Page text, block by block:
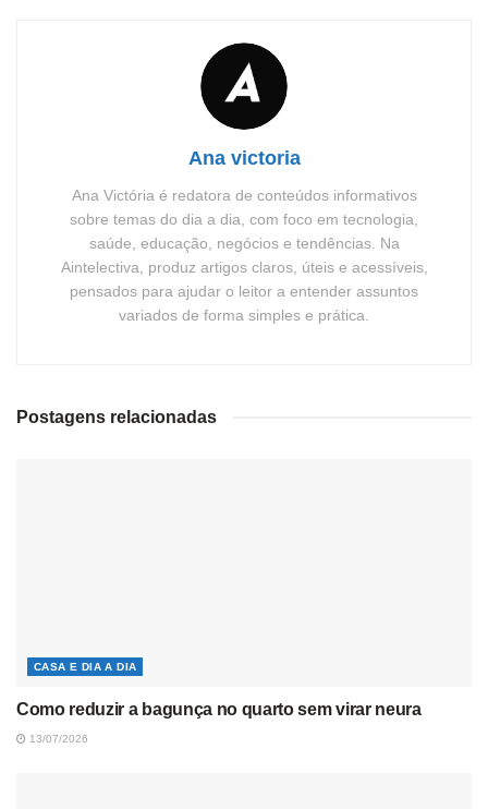
Ana victoria
Ana Victória é redatora de conteúdos informativos
sobre temas do dia a dia, com foco em tecnologia,
saúde, educação, negócios e tendências. Na
Aintelectiva, produz artigos claros, úteis e acessíveis,
pensados para ajudar o leitor a entender assuntos
variados de forma simples e prática.
Postagens relacionadas
CASA E DIA A DIA
Como reduzir a bagunça no quarto sem virar neura
13/07/2026